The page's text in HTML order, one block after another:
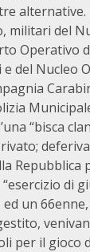
alternative.
militari del
Operativo
del Nucleo
“bisca
Repubblica
di
un
per il gioco